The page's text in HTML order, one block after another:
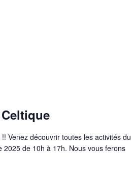
Venez découvrir toutes les activités du
de 10h à 17h. Nous vous ferons